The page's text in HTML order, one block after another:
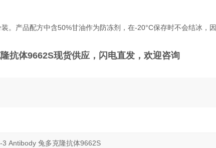
。产品配方中含50%甘油作为防冻剂，在-20°C保存时不会结冰，
抗体9662S现货供应，闪电直发，欢迎咨询